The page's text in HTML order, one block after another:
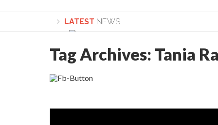
LATEST NEWS
Lepădarea de sine și urmarea lui Hristos.
Academia Română: 5G poate cauza
Tag Archives: Tania